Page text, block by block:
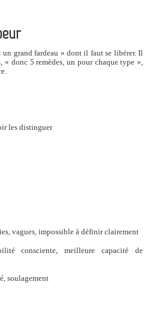
un grand fardeau » dont il faut se libérer. Il
donc 5 remèdes, un pour chaque type »,
les distinguer
vagues, impossible à définir clairement
consciente, meilleure capacité de
soulagement